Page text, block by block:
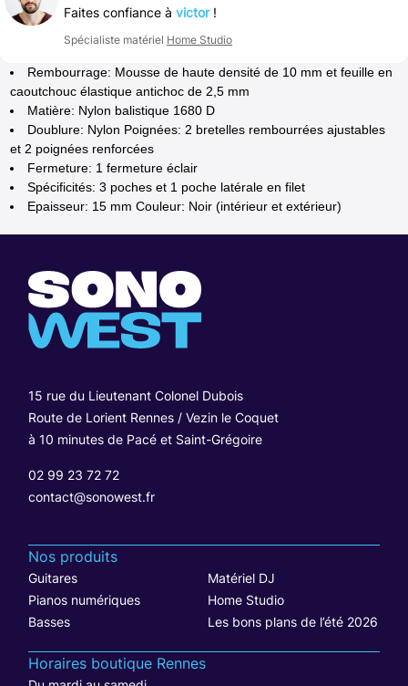
Faites confiance à victor!
Spécialiste matériel Home Studio
Rembourrage: Mousse de haute densité de 10 mm et feuille en
caoutchouc élastique antichoc de 2,5 mm
Matière: Nylon balistique 1680 D
Doublure: Nylon Poignées: 2 bretelles rembourrées ajustables
et 2 poignées renforcées
Fermeture: 1 fermeture éclair
Spécificités: 3 poches et 1 poche latérale en filet
Epaisseur: 15 mm Couleur: Noir (intérieur et extérieur)
15 rue du Lieutenant Colonel Dubois
Route de Lorient Rennes / Vezin le Coquet
à 10 minutes de Pacé et Saint-Grégoire
02 99 23 72 72
contact@sonowest.fr
Nos produits
Guitares
Matériel DJ
Pianos numériques
Home Studio
Basses
Les bons plans de l’été 2026
Horaires boutique Rennes